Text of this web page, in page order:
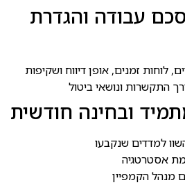
הסכם עבודה והגדרת
לוחות זמנים, אופן דיווח ושקיפות
התקשרות ונושאי ביטול
למדדים שנקבעו
אסטרטגיה
מנהל הקמפיין